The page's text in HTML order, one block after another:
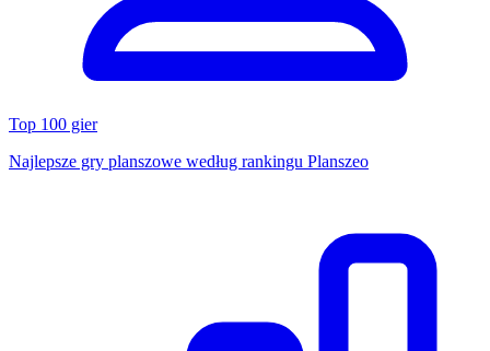
Top 100 gier
Najlepsze gry planszowe według rankingu Planszeo